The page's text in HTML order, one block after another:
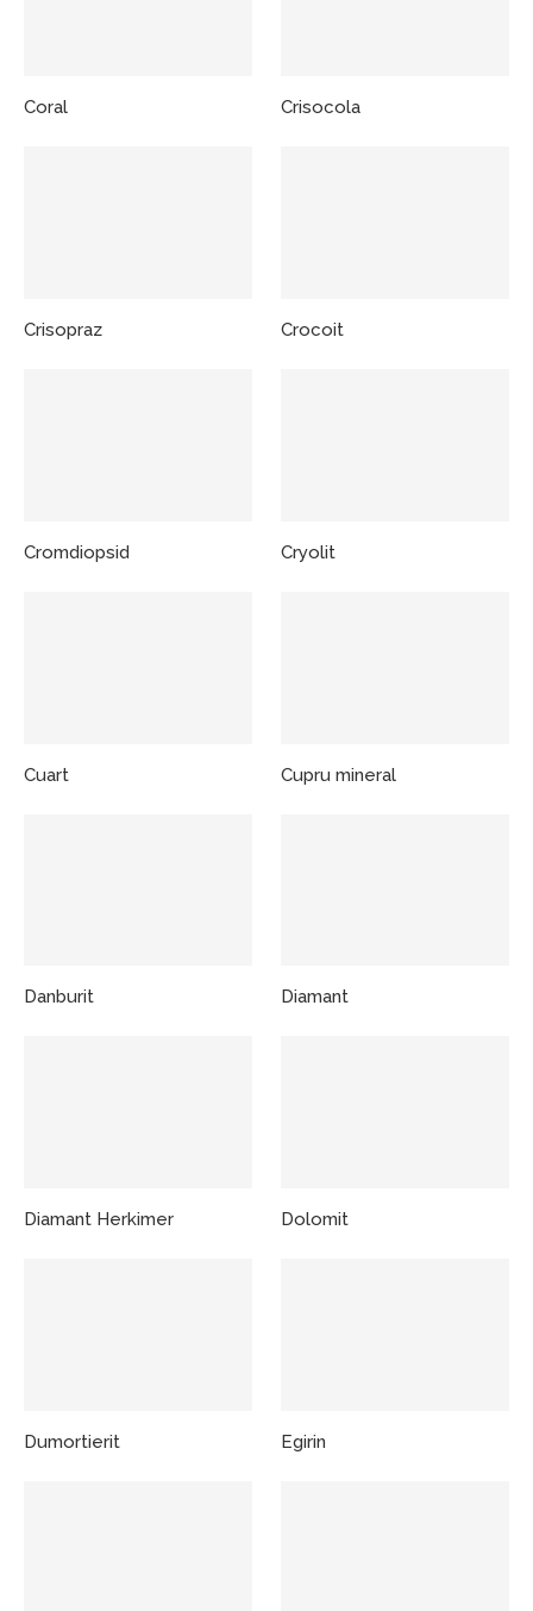
Coral Crisocola
Crisopraz Crocoit
Cromdiopsid Cryolit
Cuart Cupru mineral
Danburit Diamant
Diamant Herkimer Dolomit
Dumortierit Egirin